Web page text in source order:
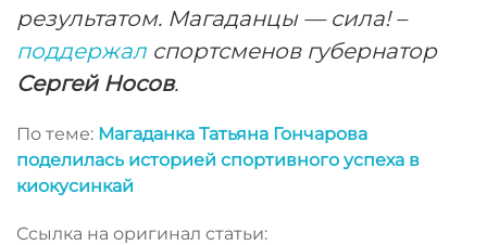
результатом. Магаданцы — сила! –
поддержал спортсменов губернатор
Сергей Носов.
По теме: Магаданка Татьяна Гончарова
поделилась историей спортивного успеха в
киокусинкай
Ссылка на оригинал статьи: